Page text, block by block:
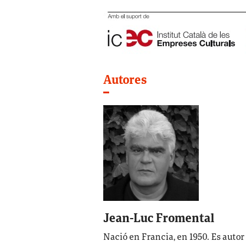
Autores
Jean-Luc Fromental
Nació en Francia, en 1950. Es